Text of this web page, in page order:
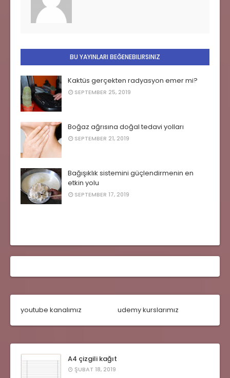
BU YAYINLARI BEĞENEBILIRSINIZ
Kaktüs gerçekten radyasyon emer mi?
SEPTEMBER 25, 2019
Boğaz ağrısına doğal tedavi yolları
SEPTEMBER 21, 2019
Bağışıklık sistemini güçlendirmenin en
etkin yolu
SEPTEMBER 17, 2019
youtube kanalımız udemy kurslarımız
A4 çizgili kağıt
ŞUBAT 18, 2019